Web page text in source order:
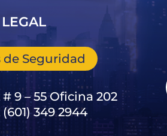
de Seguridad
9 – 55 Oficina 202
349 2944